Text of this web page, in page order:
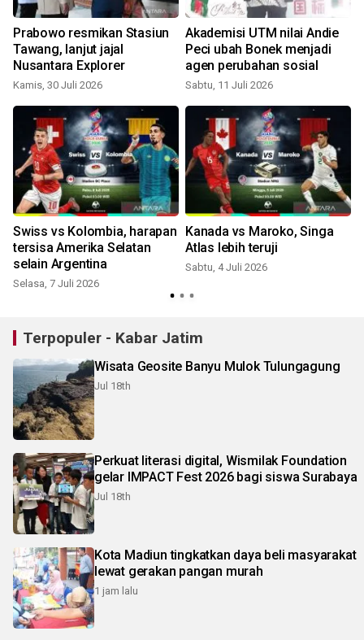
Prabowo resmikan Stasiun
Tawang, lanjut jajal
Nusantara Explorer
Kamis, 30 Juli 2026
Akademisi UTM nilai Andie
Peci ubah Bonek menjadi
agen perubahan sosial
Sabtu, 11 Juli 2026
Swiss vs Kolombia, harapan
tersisa Amerika Selatan
selain Argentina
Selasa, 7 Juli 2026
Kanada vs Maroko, Singa
Atlas lebih teruji
Sabtu, 4 Juli 2026
Terpopuler - Kabar Jatim
Wisata Geosite Banyu Mulok Tulungagung
Jul 18th
Perkuat literasi digital, Wismilak Foundation
gelar IMPACT Fest 2026 bagi siswa Surabaya
Jul 18th
Kota Madiun tingkatkan daya beli masyarakat
lewat gerakan pangan murah
1 jam lalu